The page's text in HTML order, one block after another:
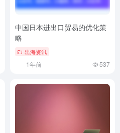
中国日本进出口贸易的优化策
略
出海资讯
1年前 537